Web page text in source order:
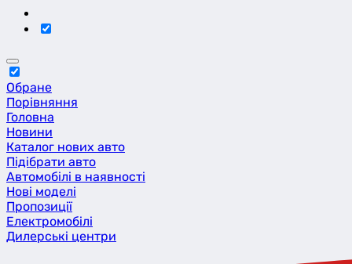
Обране
Порівняння
Головна
Новини
Каталог нових авто
Підібрати авто
Автомобілі в наявності
Нові моделі
Пропозиції
Eлектромобілі
Дилерські центри